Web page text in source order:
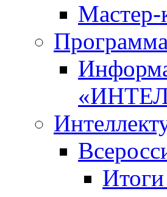
Мастер-